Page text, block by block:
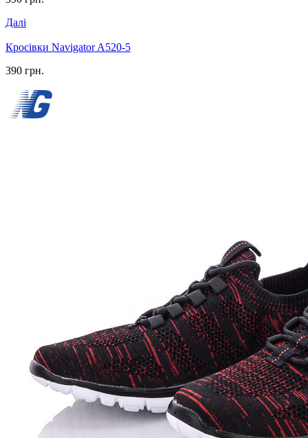
Далі
Кросівки Navigator A520-5
390 грн.